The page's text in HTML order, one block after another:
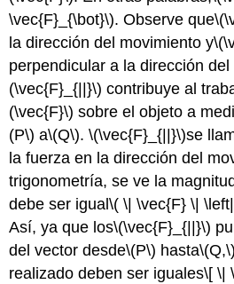
\vec{F}_{\bot}\). Observe que
la dirección del movimiento y
perpendicular a la dirección
(\vec{F}_{||}\) contribuye al
(\vec{F}\) sobre el objeto a
(P\) a\(Q\).\(\vec{F}_{||}\)se
la fuerza en la dirección del
trigonometría, se ve la
debe ser igual\( \| \vec{F} \|
Así, ya que los\(\vec{F}_{||}\)
del vector desde\(P\) hasta\(Q,\)
realizado deben ser iguales\[ \|